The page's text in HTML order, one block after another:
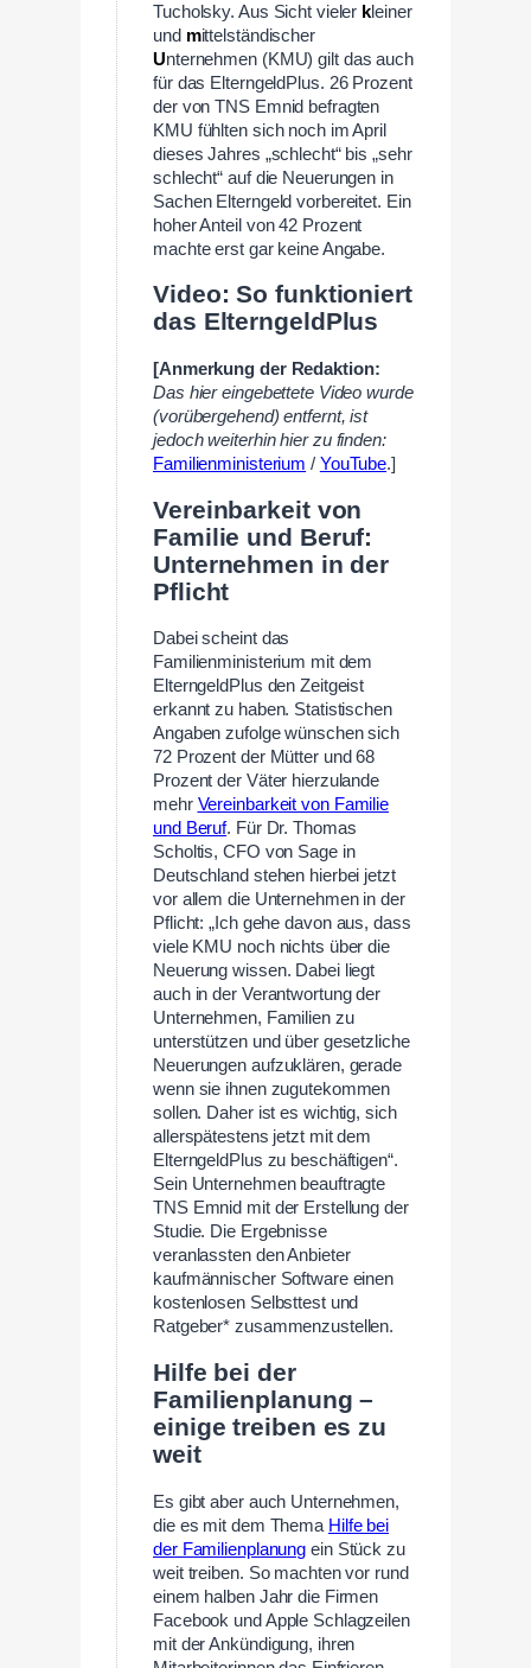
Tucholsky. Aus Sicht vieler kleiner
und mittelständischer
Unternehmen (KMU) gilt das auch
für das ElterngeldPlus. 26 Prozent
der von TNS Emnid befragten
KMU fühlten sich noch im April
dieses Jahres „schlecht“ bis „sehr
schlecht“ auf die Neuerungen in
Sachen Elterngeld vorbereitet. Ein
hoher Anteil von 42 Prozent
machte erst gar keine Angabe.
Video: So funktioniert
das ElterngeldPlus
[Anmerkung der Redaktion:
Das hier eingebettete Video wurde
(vorübergehend) entfernt, ist
jedoch weiterhin hier zu finden:
Familienministerium / YouTube.]
Vereinbarkeit von
Familie und Beruf:
Unternehmen in der
Pflicht
Dabei scheint das
Familienministerium mit dem
ElterngeldPlus den Zeitgeist
erkannt zu haben. Statistischen
Angaben zufolge wünschen sich
72 Prozent der Mütter und 68
Prozent der Väter hierzulande
mehr Vereinbarkeit von Familie
und Beruf. Für Dr. Thomas
Scholtis, CFO von Sage in
Deutschland stehen hierbei jetzt
vor allem die Unternehmen in der
Pflicht: „Ich gehe davon aus, dass
viele KMU noch nichts über die
Neuerung wissen. Dabei liegt
auch in der Verantwortung der
Unternehmen, Familien zu
unterstützen und über gesetzliche
Neuerungen aufzuklären, gerade
wenn sie ihnen zugutekommen
sollen. Daher ist es wichtig, sich
allerspätestens jetzt mit dem
ElterngeldPlus zu beschäftigen“.
Sein Unternehmen beauftragte
TNS Emnid mit der Erstellung der
Studie. Die Ergebnisse
veranlassten den Anbieter
kaufmännischer Software einen
kostenlosen Selbsttest und
Ratgeber* zusammenzustellen.
Hilfe bei der
Familienplanung –
einige treiben es zu
weit
Es gibt aber auch Unternehmen,
die es mit dem Thema Hilfe bei
der Familienplanung ein Stück zu
weit treiben. So machten vor rund
einem halben Jahr die Firmen
Facebook und Apple Schlagzeilen
mit der Ankündigung, ihren